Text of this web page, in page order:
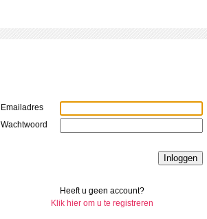
Emailadres
Wachtwoord
Heeft u geen account?
Klik hier om u te registreren